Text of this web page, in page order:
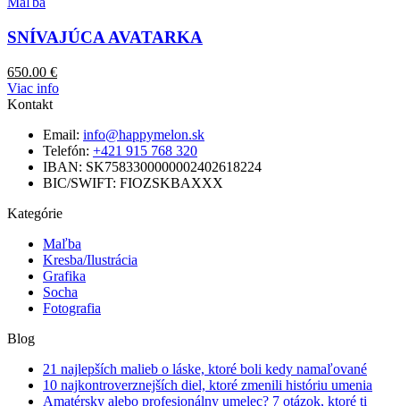
SNÍVAJÚCA AVATARKA
650.00 €
Viac info
Kontakt
Email: info@happymelon.sk
Telefón: +421 915 768 320
IBAN: SK7583300000002402618224
BIC/SWIFT: FIOZSKBAXXX
Kategórie
Maľba
Kresba/Ilustrácia
Grafika
Socha
Fotografia
Blog
21 najlepších malieb o láske, ktoré boli kedy namaľované
10 najkontroverznejších diel, ktoré zmenili históriu umenia
Amatérsky alebo profesionálny umelec? 7 otázok, ktoré ti